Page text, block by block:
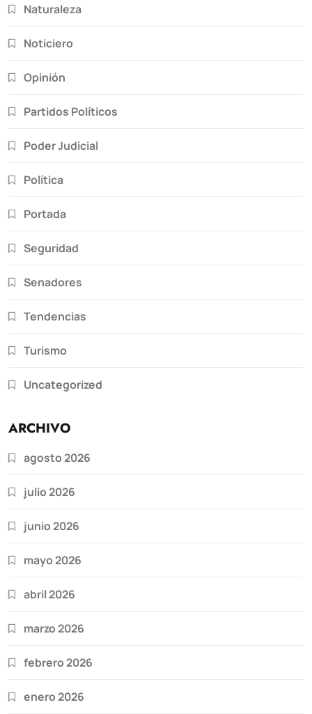
Naturaleza
Noticiero
Opinión
Partidos Políticos
Poder Judicial
Política
Portada
Seguridad
Senadores
Tendencias
Turismo
Uncategorized
ARCHIVO
agosto 2026
julio 2026
junio 2026
mayo 2026
abril 2026
marzo 2026
febrero 2026
enero 2026